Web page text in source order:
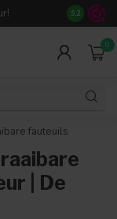
Meer dan
9.2
0
fauteuils
| De